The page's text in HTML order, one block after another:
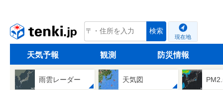
tenki.jp 検索
現在地
天気予報 観測 防災情報
雨雲レーダー 天気図